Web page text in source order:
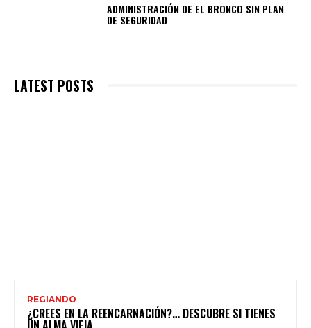
ADMINISTRACIÓN DE EL BRONCO SIN PLAN
DE SEGURIDAD
LATEST POSTS
REGIANDO
¿CREES EN LA REENCARNACIÓN?… DESCUBRE SI TIENES